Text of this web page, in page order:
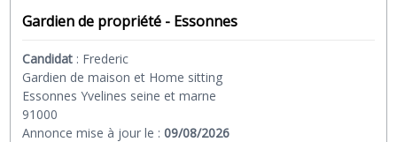
Gardien de propriété - Essonnes
Candidat : Frederic
Gardien de maison et Home sitting
Essonnes Yvelines seine et marne
91000
Annonce mise à jour le :09/08/2026